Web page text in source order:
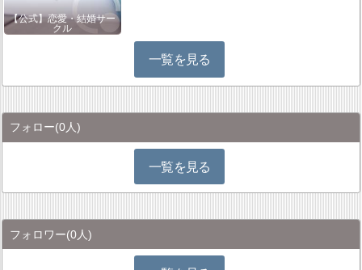
【公式】恋愛・結婚サー
クル
一覧を見る
フォロー(0人)
一覧を見る
フォロワー(0人)